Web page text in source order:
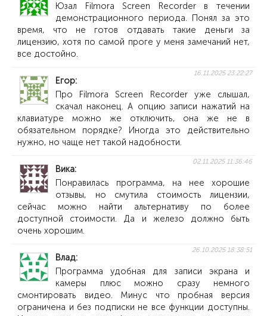
Юзал Filmora Screen Recorder в течении
демонстрационного периода. Понял за это
время, что не готов отдавать такие деньги за
лицензию, хотя по самой проге у меня замечаний нет,
все достойно.
Егор
16.11.2025 23:22:27
Про Filmora Screen Recorder уже слышал,
скачал наконец. А опцию записи нажатий на
клавиатуре можно же отключить, она же не в
обязательном порядке? Иногда это действительно
нужно, но чаще нет такой надобности.
Вика
02.11.2025 11:36:46
Понравилась программа, на нее хорошие
отзывы, но смутила стоимость лицензии,
сейчас можно найти альтернативу по более
доступной стоимости. Да и железо должно быть
очень хорошим.
Влад
26.10.2025 18:38:51
Программа удобная для записи экрана и
камеры плюс можно сразу немного
смонтировать видео. Минус что пробная версия
ограничена и без подписки не все функции доступны.